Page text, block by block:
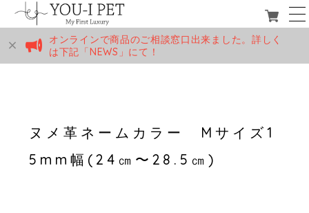
オンラインで商品のご相談窓口出来ました。詳しく
は下記「NEWS」にて！
ヌメ革ネームカラー Mサイズ1
5mm幅(24㎝〜28.5㎝)